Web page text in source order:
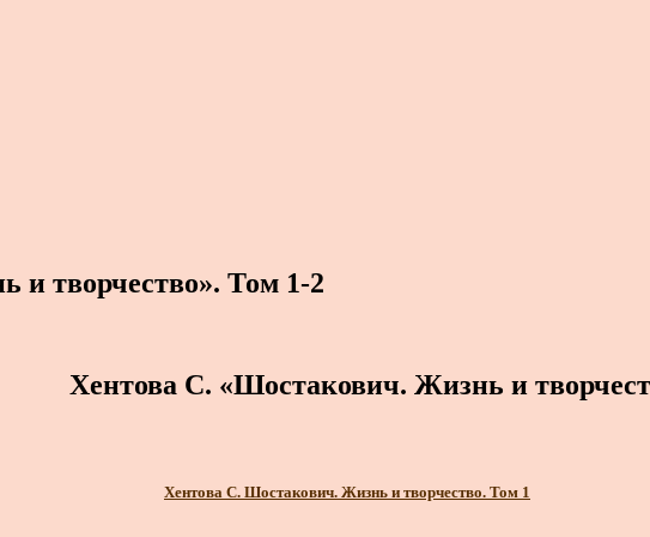
и творчество». Том 1-2
Хентова С. «Шостакович. Жизнь и
Хентова С. Шостакович. Жизнь и творчество. Том 1